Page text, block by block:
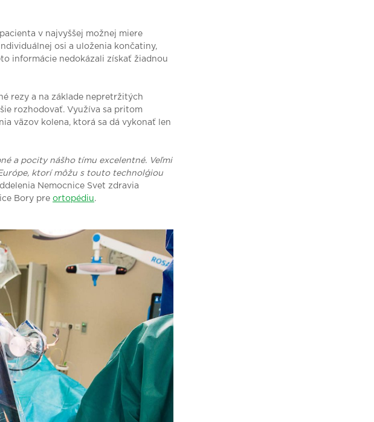
v najvyššej možnej miere
osi a uloženia končatiny,
informácie nedokázali získať žiadnou
rezy a na základe nepretržitých
rozhodovať. Využíva sa pritom
väzov kolena, ktorá sa dá vykonať len
a pocity nášho tímu excelentné. Veľmi
ktorí môžu s touto technolģiou
Nemocnice Svet zdravia
Bory pre ortopédiu.